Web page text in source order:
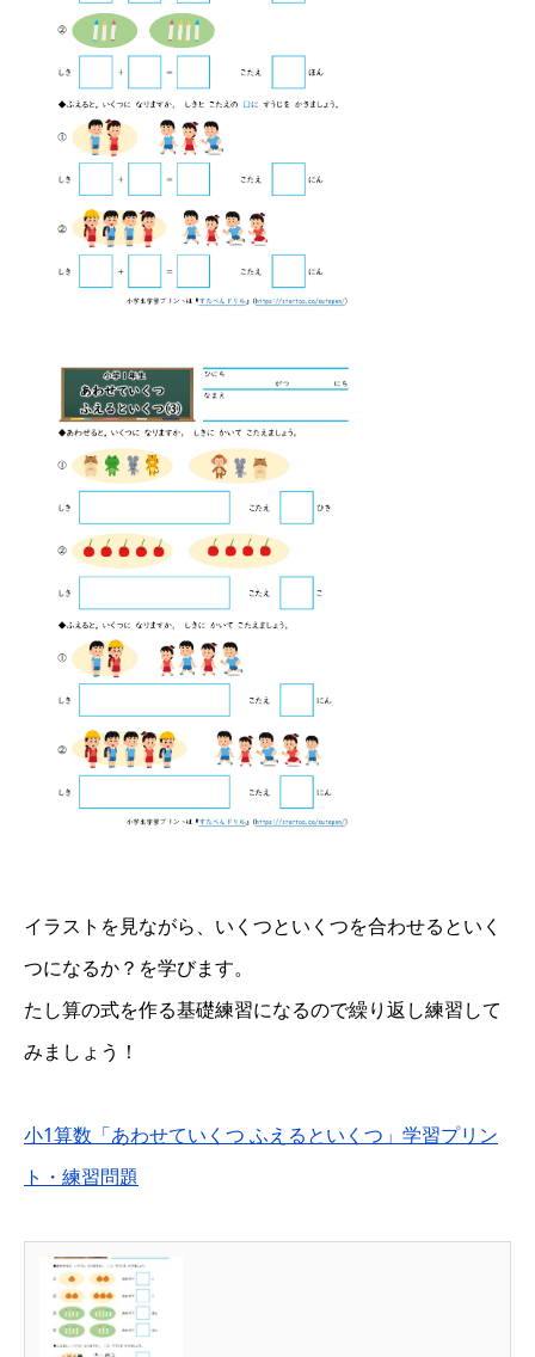
イラストを見ながら、いくつといくつを合わせるといく
つになるか？を学びます。
たし算の式を作る基礎練習になるので繰り返し練習して
みましょう！
小1算数「あわせていくつ ふえるといくつ」学習プリン
ト・練習問題